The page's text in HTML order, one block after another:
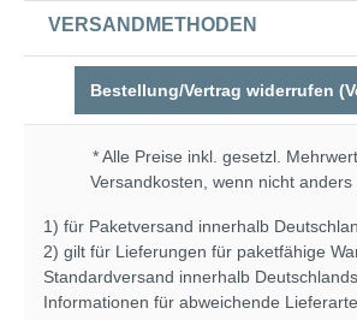
VERSANDMETHODEN
Bestellung/Vertrag widerrufen
* Alle Preise inkl. gesetzl.
Versandkosten, wenn nicht
1) für Paketversand innerhalb
2) gilt für Lieferungen für paketfähige
Standardversand innerhalb
Informationen für abweichende